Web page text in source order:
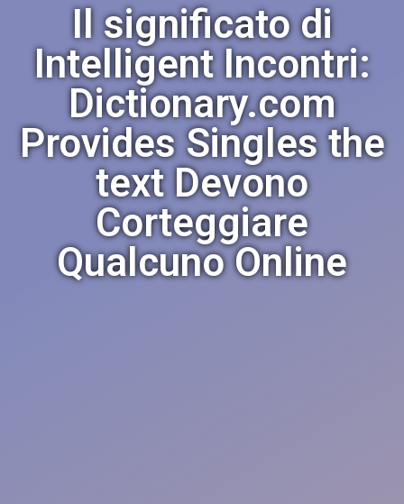
Il significato di
Intelligent Incontri:
Dictionary.com
Provides Singles the
text Devono
Corteggiare
Qualcuno Online